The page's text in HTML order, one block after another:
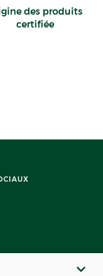
des produits
certifiée